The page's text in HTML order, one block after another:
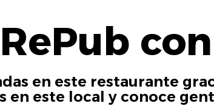
en este restaurante
en este local y conoce